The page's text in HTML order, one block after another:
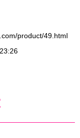
product/49.html